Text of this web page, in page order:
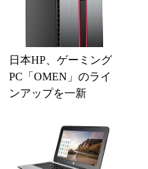
日本HP、ゲーミング
PC「OMEN」のライ
ンアップを一新